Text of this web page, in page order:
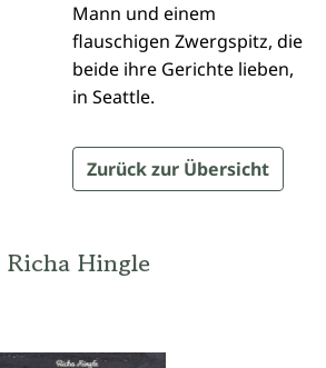
Mann und einem
flauschigen Zwergspitz, die
beide ihre Gerichte lieben,
in Seattle.
Zurück zur Übersicht
Hingle